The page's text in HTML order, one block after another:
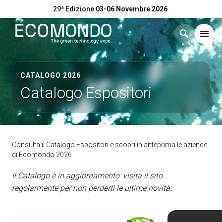
29ª Edizione 03-06 Novembre 2026
search menu
Menù arrow_right
Visitare arrow_right
Catalogo Espositori
CATALOGO 2026
Catalogo Espositori
Consulta il Catalogo Espositori e scopri in anteprima le aziende
di Ecomondo 2026
Il Catalogo è in aggiornamento: visita il sito
regolarmente per non perderti le ultime novità.